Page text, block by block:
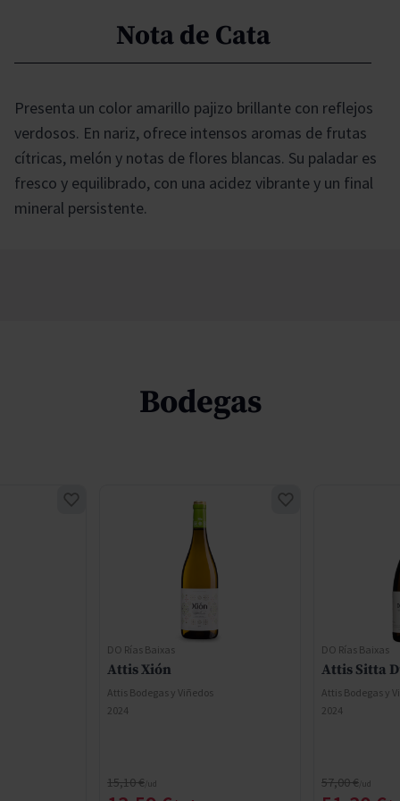
Nota de Cata
Presenta un color amarillo pajizo brillante con reflejos
verdosos. En nariz, ofrece intensos aromas de frutas
cítricas, melón y notas de flores blancas. Su paladar es
fresco y equilibrado, con una acidez vibrante y un final
mineral persistente.
Bodegas
DO Rías Baixas
Attis Xión
Attis Bodegas y Viñedos
2024
Precio normal
15,10 €
DO Rías Baixas
Attis Sitta
Attis Bodegas y
2024
Precio normal
57,00 €